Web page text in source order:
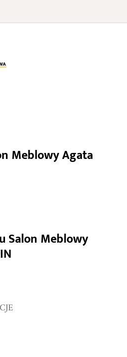
Agata Meble
Meblowy Agata
Salon Meblowy